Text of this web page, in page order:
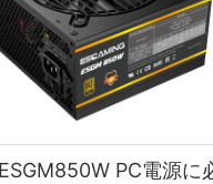
PC電源に